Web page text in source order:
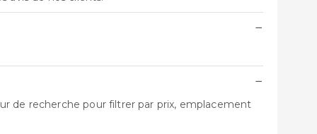
−
−
de recherche pour filtrer par prix, emplacement